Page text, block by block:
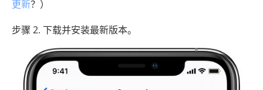
更新？）
步骤 2. 下载并安装最新版本。